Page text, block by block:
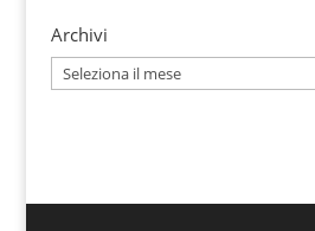
Archivi
Archivi